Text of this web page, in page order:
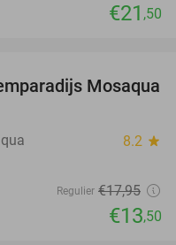
€21 ,50
25%
Mosaqua
8.2 star
Regulier €17,95
€13,50